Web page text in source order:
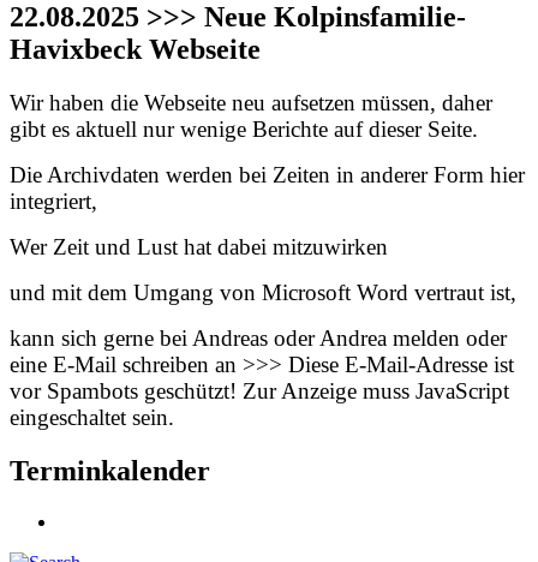
22.08.2025 >>> Neue Kolpinsfamilie-
Havixbeck Webseite
Wir haben die Webseite neu aufsetzen müssen, daher
gibt es aktuell nur wenige Berichte auf dieser Seite.
Die Archivdaten werden bei Zeiten in anderer Form hier
integriert,
Wer Zeit und Lust hat dabei mitzuwirken
und mit dem Umgang von Microsoft Word vertraut ist,
kann sich gerne bei Andreas oder Andrea melden oder
eine E-Mail schreiben an >>> Diese E-Mail-Adresse ist
vor Spambots geschützt! Zur Anzeige muss JavaScript
eingeschaltet sein.
Terminkalender